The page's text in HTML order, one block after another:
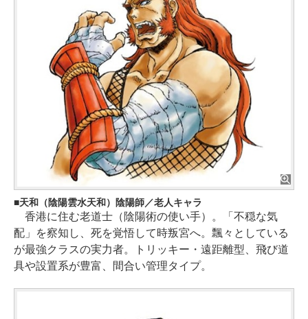
天和（陰陽雲水天和）陰陽師／老人キャラ
香港に住む老道士（陰陽術の使い手）。「不穏な気
配」を察知し、死を覚悟して時叛宮へ。飄々としている
が最強クラスの実力者。トリッキー・遠距離型、飛び道
具や設置系が豊富、間合い管理タイプ。